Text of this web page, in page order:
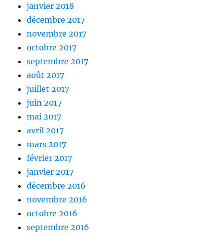
janvier 2018
décembre 2017
novembre 2017
octobre 2017
septembre 2017
août 2017
juillet 2017
juin 2017
mai 2017
avril 2017
mars 2017
février 2017
janvier 2017
décembre 2016
novembre 2016
octobre 2016
septembre 2016